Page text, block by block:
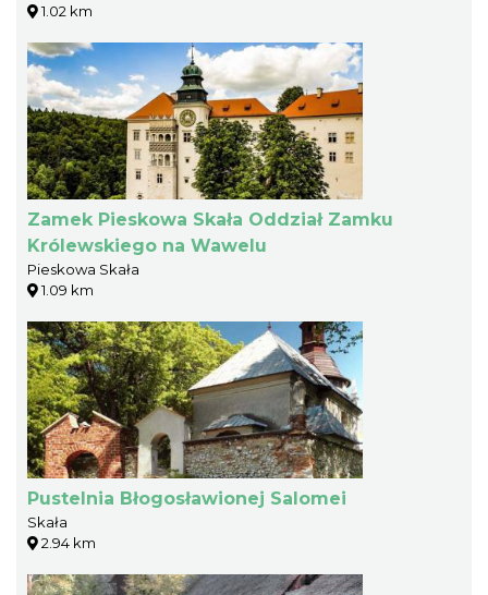
1.02 km
Zamek Pieskowa Skała Oddział Zamku
Królewskiego na Wawelu
Pieskowa Skała
1.09 km
Pustelnia Błogosławionej Salomei
Skała
2.94 km